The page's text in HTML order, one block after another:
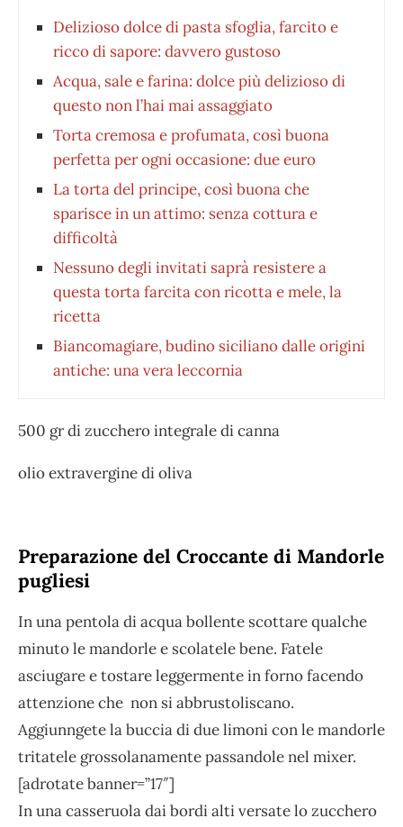
Delizioso dolce di pasta sfoglia, farcito e
ricco di sapore: davvero gustoso
Acqua, sale e farina: dolce più delizioso di
questo non l’hai mai assaggiato
Torta cremosa e profumata, così buona
perfetta per ogni occasione: due euro
La torta del principe, così buona che
sparisce in un attimo: senza cottura e
difficoltà
Nessuno degli invitati saprà resistere a
questa torta farcita con ricotta e mele, la
ricetta
Biancomagiare, budino siciliano dalle origini
antiche: una vera leccornia
500 gr di zucchero integrale di canna
olio extravergine di oliva
Preparazione del Croccante di Mandorle
pugliesi
In una pentola di acqua bollente scottare qualche
minuto le mandorle e scolatele bene. Fatele
asciugare e tostare leggermente in forno facendo
attenzione che non si abbrustoliscano.
Aggiunngete la buccia di due limoni con le mandorle
tritatele grossolanamente passandole nel mixer.
[adrotate banner=”17″]
In una casseruola dai bordi alti versate lo zucchero